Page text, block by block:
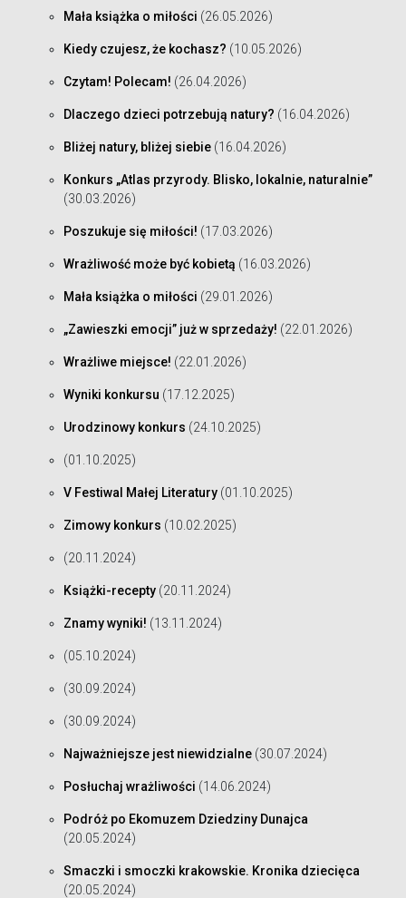
Mała książka o miłości (26.05.2026)
Kiedy czujesz, że kochasz? (10.05.2026)
Czytam! Polecam! (26.04.2026)
Dlaczego dzieci potrzebują natury? (16.04.2026)
Bliżej natury, bliżej siebie (16.04.2026)
Konkurs „Atlas przyrody. Blisko, lokalnie, naturalnie”
(30.03.2026)
Poszukuje się miłości! (17.03.2026)
Wrażliwość może być kobietą (16.03.2026)
Mała książka o miłości (29.01.2026)
„Zawieszki emocji” już w sprzedaży! (22.01.2026)
Wrażliwe miejsce! (22.01.2026)
Wyniki konkursu (17.12.2025)
Urodzinowy konkurs (24.10.2025)
(01.10.2025)
V Festiwal Małej Literatury (01.10.2025)
Zimowy konkurs (10.02.2025)
(20.11.2024)
Książki-recepty (20.11.2024)
Znamy wyniki! (13.11.2024)
(05.10.2024)
(30.09.2024)
(30.09.2024)
Najważniejsze jest niewidzialne (30.07.2024)
Posłuchaj wrażliwości (14.06.2024)
Podróż po Ekomuzem Dziedziny Dunajca
(20.05.2024)
Smaczki i smoczki krakowskie. Kronika dziecięca
(20.05.2024)